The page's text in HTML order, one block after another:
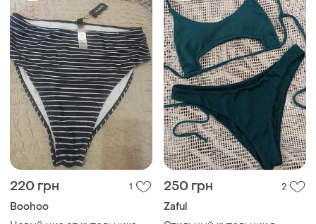
220 грн 1
Boohoo
250 грн 2
Zaful